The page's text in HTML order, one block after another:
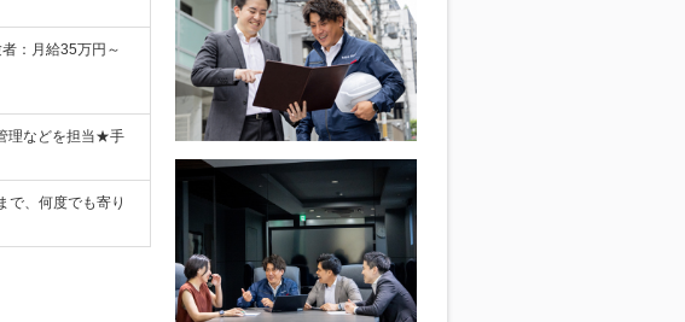
：月給35万円～
理などを担当★手
で、何度でも寄り